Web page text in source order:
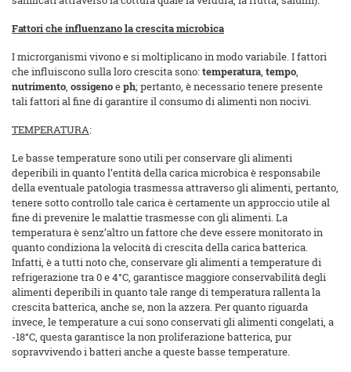
Fattori che influenzano la crescita microbica
I microrganismi vivono e si moltiplicano in modo variabile. I fattori
che influiscono sulla loro crescita sono:temperatura, tempo,
nutrimento, ossigenoeph; pertanto, è necessario tenere presente
tali fattori al fine di garantire il consumo di alimenti non nocivi.
TEMPERATURA:
Le basse temperature sono utili per conservare gli alimenti
deperibili in quanto l’entità della carica microbica è responsabile
della eventuale patologia trasmessa attraverso gli alimenti, pertanto,
tenere sotto controllo tale carica è certamente un approccio utile al
fine di prevenire le malattie trasmesse con gli alimenti. La
temperatura è senz’altro un fattore che deve essere monitorato in
quanto condiziona la velocità di crescita della carica batterica.
Infatti, è a tutti noto che, conservare gli alimenti a temperature di
refrigerazione tra 0 e 4°C, garantisce maggiore conservabilità degli
alimenti deperibili in quanto tale range di temperatura rallenta la
crescita batterica, anche se, non la azzera. Per quanto riguarda
invece, le temperature a cui sono conservati gli alimenti congelati, a
-18°C, questa garantisce la non proliferazione batterica, pur
sopravvivendo i batteri anche a queste basse temperature.